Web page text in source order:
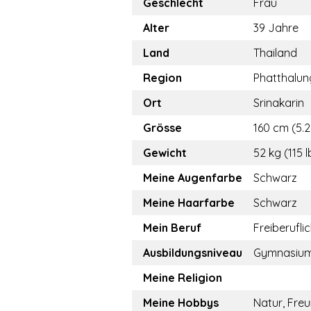
Geschlecht
Frau
Alter
39 Jahre
Land
Thailand
Region
Ort
Srinakarin
Grösse
160 cm
Gewicht
52 kg (115
Meine Augenfarbe
Schwarz
Meine Haarfarbe
Schwarz
Mein Beruf
Ausbildungsniveau
Meine Religion
Meine Hobbys
Natur,